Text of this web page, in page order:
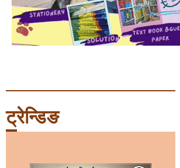
ट्रेन्डिङ